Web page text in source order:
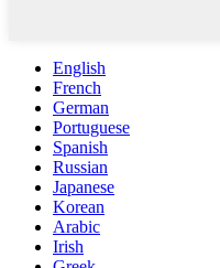
English
French
German
Portuguese
Spanish
Russian
Japanese
Korean
Arabic
Irish